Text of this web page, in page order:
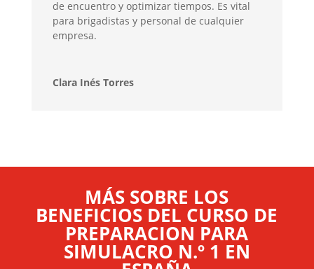
de encuentro y optimizar tiempos. Es vital
para brigadistas y personal de cualquier
empresa.
Clara Inés Torres
MÁS SOBRE LOS
BENEFICIOS DEL CURSO DE
PREPARACION PARA
SIMULACRO N.º 1 EN